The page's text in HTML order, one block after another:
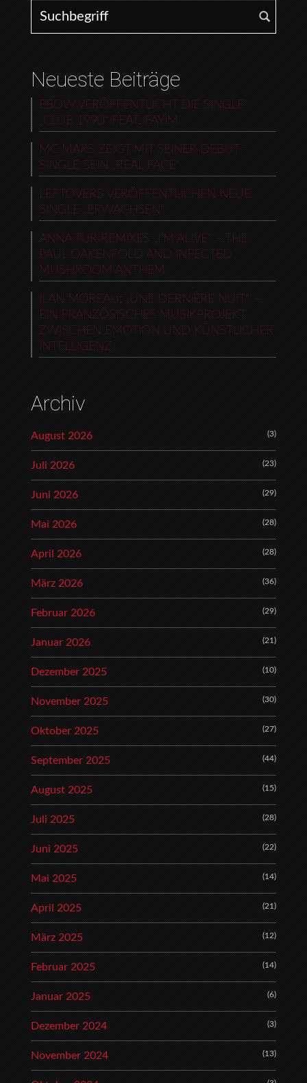
Search for:
Neueste Beiträge
EBOW VERÖFFENTLICHT DIE SINGLE
„CLUB 1990“ FEAT. FAYIM
MC MARS ZEIGT MIT SEINER DEBUT-
SINGLE SEIN „REAL FACE“
LEFTOVERS VERÖFFENTLICHEN NEUE
SINGLE „ERWACHSEN“
ANNA TUR REMIXES „I’M ALIVE“ – THE
PAUL OAKENFOLD AND INFECTED
MUSHROOM ANTHEM
ILAN MOREAU: „UNE DERNIÈRE NUIT“ –
EIN FRANZÖSISCHES MUSIKPROJEKT
ZWISCHEN EMOTION UND KÜNSTLICHER
INTELLIGENZ
Archiv
August 2026 (3)
Juli 2026 (23)
Juni 2026 (29)
Mai 2026 (28)
April 2026 (28)
März 2026 (36)
Februar 2026 (29)
Januar 2026 (21)
Dezember 2025 (10)
November 2025 (30)
Oktober 2025 (27)
September 2025 (44)
August 2025 (15)
Juli 2025 (28)
Juni 2025 (22)
Mai 2025 (14)
April 2025 (21)
März 2025 (12)
Februar 2025 (14)
Januar 2025 (6)
Dezember 2024 (3)
November 2024 (13)